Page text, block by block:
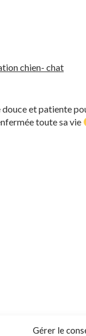
Gérer le
chien- chat
et patiente
toute sa vie